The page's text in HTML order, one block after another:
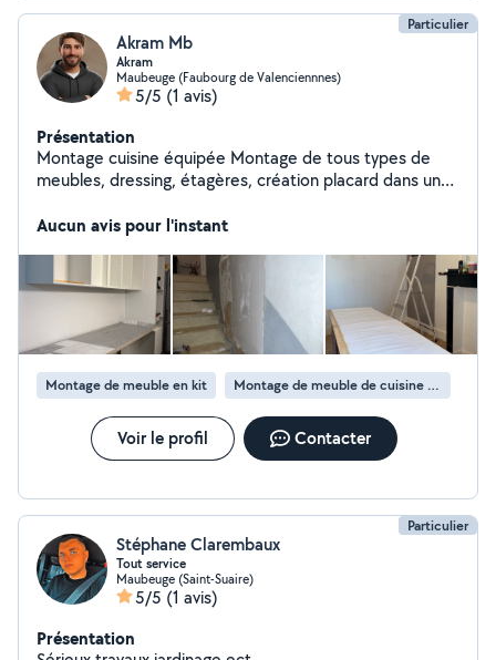
Particulier
Akram Mb
Akram
Maubeuge (Faubourg de Valenciennnes)
5/5 (1 avis)
Présentation
Montage cuisine équipée Montage de tous types de
meubles, dressing, étagères, création placard dans un
moulures Tapisserie, petits travaux de rénovation...
interrupteurs...) Pose de lustre, plafonnier, rideaux,
miroir et déco murale
Aucun avis pour l'instant
Montage de meuble en kit Montage de meuble de cuisine en kit
Voir le profil Contacter
Particulier
Stéphane Clarembaux
Tout service
Maubeuge (Saint-Suaire)
5/5 (1 avis)
Présentation